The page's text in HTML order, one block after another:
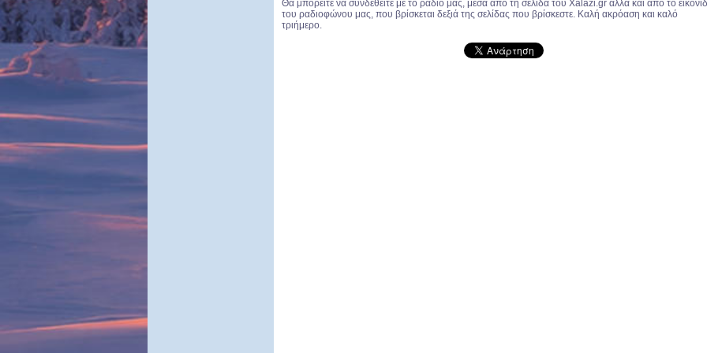
Θα μπορείτε να συνδεθείτε με το ράδιο μας, μέσα από τη σελίδα του Xalazi.gr αλλά και από το
του ραδιοφώνου μας, που βρίσκεται δεξιά της σελίδας που βρίσκεστε. Καλή ακρόαση και καλό
τριήμερο.